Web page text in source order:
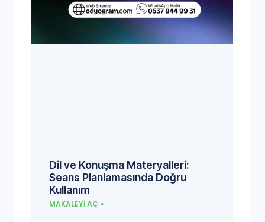
Dil ve Konuşma Materyalleri:
Seans Planlamasında Doğru
Kullanım
MAKALEYI AÇ »